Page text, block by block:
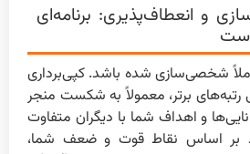
و انعطاف‌پذیری: برنامه‌ای
کاملاً شخصی‌سازی شده باشد. کپی‌برداری
رتبه‌های برتر، معمولاً به شکست منجر
و اهداف شما با دیگران متفاوت
بر اساس نقاط قوت و ضعف شما،